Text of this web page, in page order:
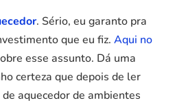
. Sério, eu garanto pra
que eu fiz. Aqui no
esse assunto. Dá uma
certeza que depois de ler
aquecedor de ambientes